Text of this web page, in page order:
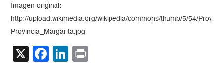
Imagen original:
http://upload.wikimedia.org/wikipedia/commons/thumb/5/54/
Provincia_Margarita.jpg
X Facebook
LinkedIn